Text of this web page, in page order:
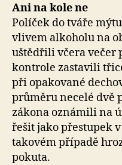
Ani na kole ne
Políček do tváře
vlivem alkoholu na
uštědřili včera večer
kontrole zastavili
při opakované
průměru necelé dvě
zákona oznámili na
řešit jako přestupek
takovém případě
pokuta.